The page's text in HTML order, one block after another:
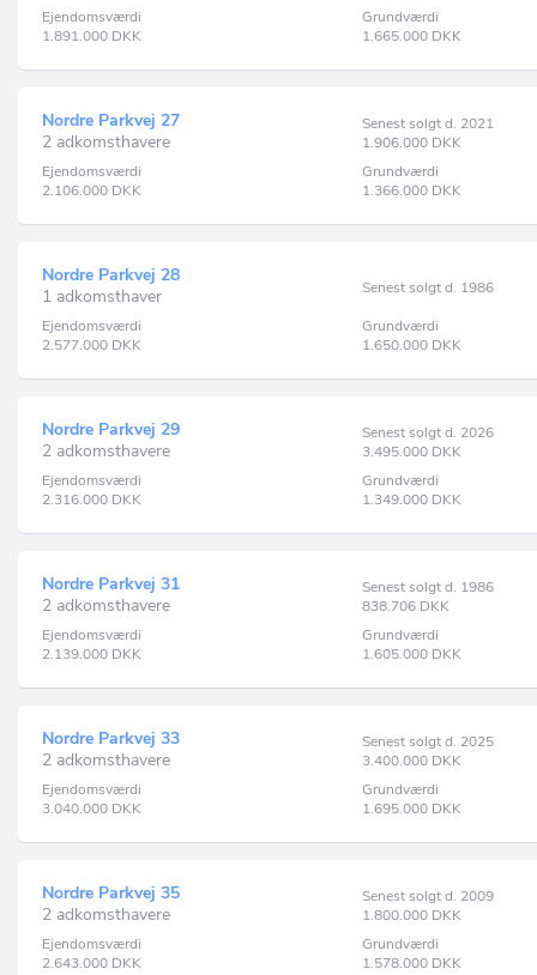
Ejendomsværdi
1.891.000 DKK
Grundværdi
1.665.000 DKK
Nordre Parkvej 27
2 adkomsthavere
Senest solgt d. 2021
1.906.000 DKK
Ejendomsværdi
2.106.000 DKK
Grundværdi
1.366.000 DKK
Nordre Parkvej 28
1 adkomsthaver
Senest solgt d. 1986
Ejendomsværdi
2.577.000 DKK
Grundværdi
1.650.000 DKK
Nordre Parkvej 29
2 adkomsthavere
Senest solgt d. 2026
3.495.000 DKK
Ejendomsværdi
2.316.000 DKK
Grundværdi
1.349.000 DKK
Nordre Parkvej 31
2 adkomsthavere
Senest solgt d. 1986
838.706 DKK
Ejendomsværdi
2.139.000 DKK
Grundværdi
1.605.000 DKK
Nordre Parkvej 33
2 adkomsthavere
Senest solgt d. 2025
3.400.000 DKK
Ejendomsværdi
3.040.000 DKK
Grundværdi
1.695.000 DKK
Nordre Parkvej 35
2 adkomsthavere
Senest solgt d. 2009
1.800.000 DKK
Ejendomsværdi
2.643.000 DKK
Grundværdi
1.578.000 DKK